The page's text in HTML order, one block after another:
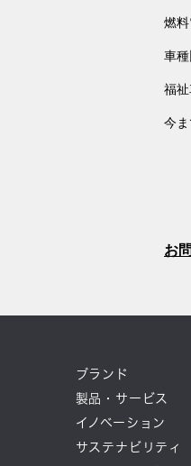
燃
車
福
今
お
ブランド
製品・サービス
イノベーション
サステナビリティ